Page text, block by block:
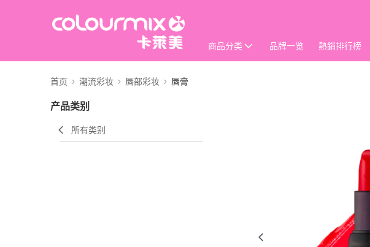
商品分类 品牌一览 熱銷排行榜
首页 潮流彩妆 唇部彩妆 唇膏
产品类别
所有类别